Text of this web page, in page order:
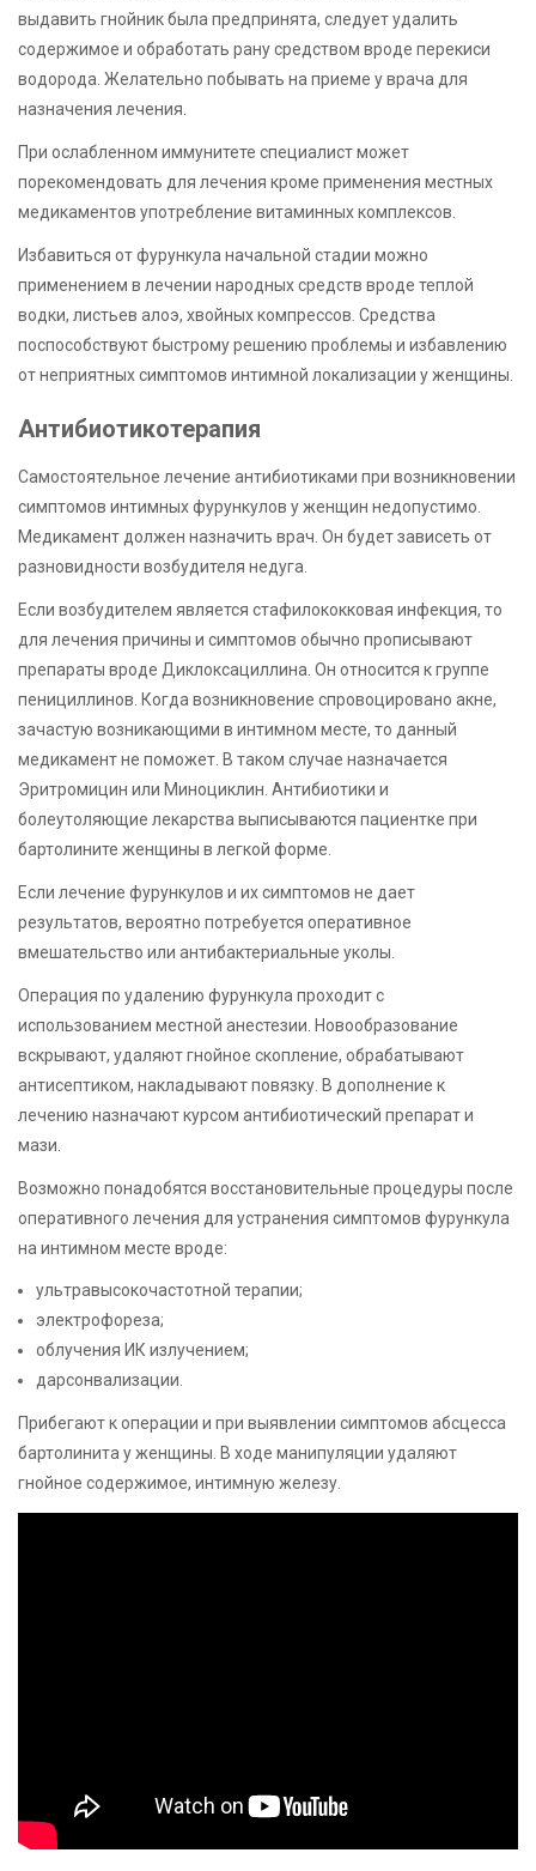
выдавить гнойник была предпринята, следует удалить
содержимое и обработать рану средством вроде перекиси
водорода. Желательно побывать на приеме у врача для
назначения лечения.
При ослабленном иммунитете специалист может
порекомендовать для лечения кроме применения местных
медикаментов употребление витаминных комплексов.
Избавиться от фурункула начальной стадии можно
применением в лечении народных средств вроде теплой
водки, листьев алоэ, хвойных компрессов. Средства
поспособствуют быстрому решению проблемы и избавлению
от неприятных симптомов интимной локализации у женщины.
Антибиотикотерапия
Самостоятельное лечение антибиотиками при возникновении
симптомов интимных фурункулов у женщин недопустимо.
Медикамент должен назначить врач. Он будет зависеть от
разновидности возбудителя недуга.
Если возбудителем является стафилококковая инфекция, то
для лечения причины и симптомов обычно прописывают
препараты вроде Диклоксациллина. Он относится к группе
пенициллинов. Когда возникновение спровоцировано акне,
зачастую возникающими в интимном месте, то данный
медикамент не поможет. В таком случае назначается
Эритромицин или Миноциклин. Антибиотики и
болеутоляющие лекарства выписываются пациентке при
бартолините женщины в легкой форме.
Если лечение фурункулов и их симптомов не дает
результатов, вероятно потребуется оперативное
вмешательство или антибактериальные уколы.
Операция по удалению фурункула проходит с
использованием местной анестезии. Новообразование
вскрывают, удаляют гнойное скопление, обрабатывают
антисептиком, накладывают повязку. В дополнение к
лечению назначают курсом антибиотический препарат и
мази.
Возможно понадобятся восстановительные процедуры после
оперативного лечения для устранения симптомов фурункула
на интимном месте вроде:
ультравысокочастотной терапии;
электрофореза;
облучения ИК излучением;
дарсонвализации.
Прибегают к операции и при выявлении симптомов абсцесса
бартолинита у женщины. В ходе манипуляции удаляют
гнойное содержимое, интимную железу.